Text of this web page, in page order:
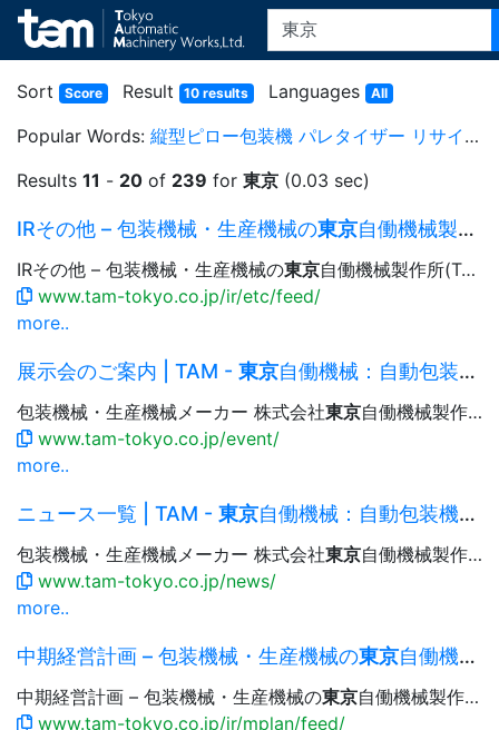
Sort Score Result 10 results Languages All
Popular Words: 縦型ピロー包装機 パレタイザー リサイクル
Results 11 - 20 of 239 for 東京 (0.03 sec)
IRその他 – 包装機械・生産機械の東京自働機械製作所(TAM)
IRその他 – 包装機械・生産機械の東京自働機械製作所(TAM) 資本コストや株価を意識した経営の実現に向けた対応について（アップデート）...への出資に関するお知らせ IRその他 – 包装機械・生産機械の
www.tam-tokyo.co.jp/ir/etc/feed/
more..
展示会のご案内 | TAM - 東京自働機械：自動包装機械・生産機械
包装機械・生産機械メーカー 株式会社東京自働機械製作所 Language 日本語 English 简体中文 繁體中文 한국어...16日（金）10:00〜17:00（最終日は16:00まで） 会場
www.tam-tokyo.co.jp/event/
more..
ニュース一覧 | TAM - 東京自働機械：自動包装機械・生産機械
包装機械・生産機械メーカー 株式会社東京自働機械製作所 Language 日本語 English 简体中文 繁體中文 한국어...決算短信」を掲載しました 2019.10.09 お知らせ 健康保険組合連合会
www.tam-tokyo.co.jp/news/
more..
中期経営計画 – 包装機械・生産機械の東京自働機械製作所(TAM)
中期経営計画 – 包装機械・生産機械の東京自働機械製作所(TAM) 中期経営計画資料（2024年度〜2026年度） 中期...中期経営計画資料（2015年度〜2017年度） 中期経営計画 – 包装機械・生産機械の
www.tam-tokyo.co.jp/ir/mplan/feed/